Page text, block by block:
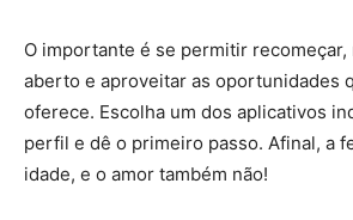
O importante é se permitir recomeçar,
aberto e aproveitar as oportunidades
oferece. Escolha um dos aplicativos
perfil e dê o primeiro passo. Afinal, a
idade, e o amor também não!